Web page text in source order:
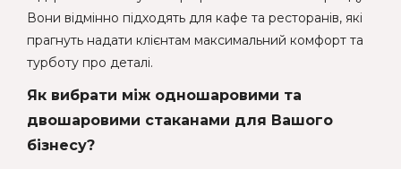
Вони відмінно підходять для кафе та ресторанів, які
прагнуть надати клієнтам максимальний комфорт та
турботу про деталі.
Як вибрати між одношаровими та
двошаровими стаканами для Вашого
бізнесу?